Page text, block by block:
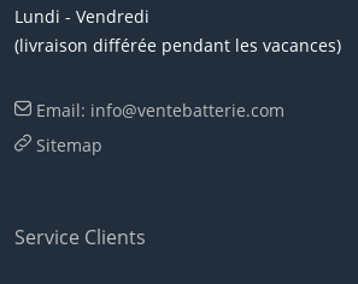
Lundi - Vendredi
(livraison différée pendant les vacances)
Email: info@ventebatterie.com
Sitemap
Service Clients